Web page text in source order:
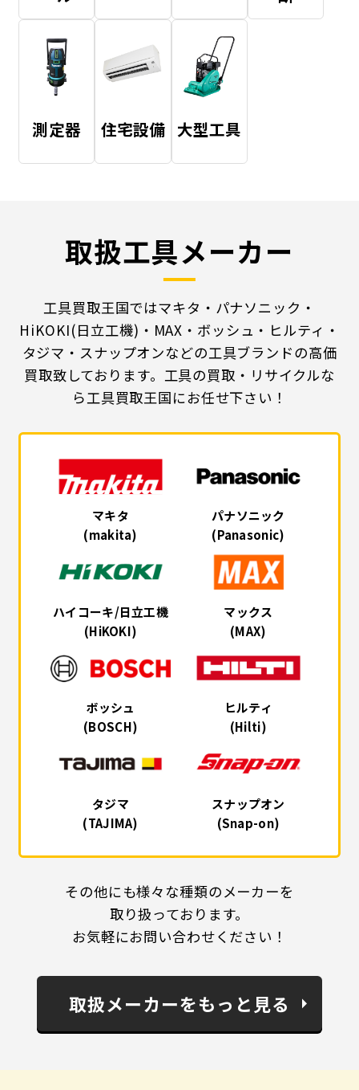
測定器 住宅設備 大型工具
取扱工具メーカー
工具買取王国ではマキタ・パナソニック・
HiKOKI(日立工機)・MAX・ボッシュ・ヒルティ・
タジマ・スナップオンなどの工具ブランドの高価
買取致しております。工具の買取・リサイクルな
ら工具買取王国にお任せ下さい！
マキタ
(makita)
パナソニック
(Panasonic)
ハイコーキ/日立工機
(HiKOKI)
マックス
(MAX)
ボッシュ
(BOSCH)
ヒルティ
(Hilti)
タジマ
(TAJIMA)
スナップオン
(Snap-on)
その他にも様々な種類のメーカーを
取り扱っております。
お気軽にお問い合わせください！
取扱メーカーをもっと見る